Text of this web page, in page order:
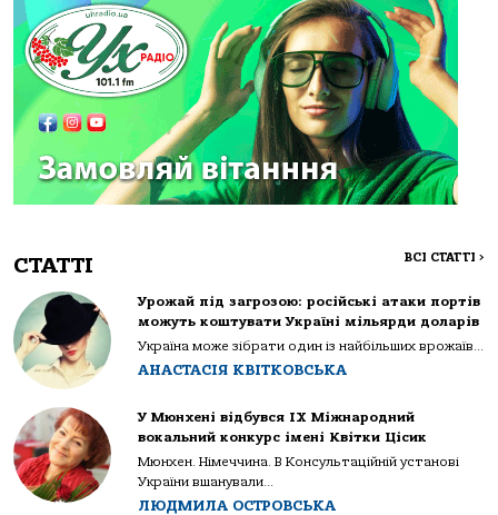
СТАТТІ ВСІ СТАТТІ >
Урожай під загрозою: російські атаки портів
можуть коштувати Україні мільярди доларів
Україна може зібрати один із найбільших врожаїв...
АНАСТАСІЯ КВІТКОВСЬКА
У Мюнхені відбувся IX Міжнародний
вокальний конкурс імені Квітки Цісик
Мюнхен. Німеччина. В Консультаційній установі
України вшанували...
ЛЮДМИЛА ОСТРОВСЬКА